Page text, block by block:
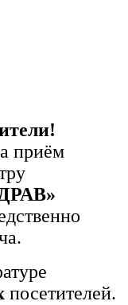
приём
посетителей.